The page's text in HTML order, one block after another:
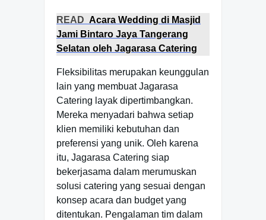
READ Acara Wedding di Masjid
Jami Bintaro Jaya Tangerang
Selatan oleh Jagarasa Catering
Fleksibilitas merupakan keunggulan
lain yang membuat Jagarasa
Catering layak dipertimbangkan.
Mereka menyadari bahwa setiap
klien memiliki kebutuhan dan
preferensi yang unik. Oleh karena
itu, Jagarasa Catering siap
bekerjasama dalam merumuskan
solusi catering yang sesuai dengan
konsep acara dan budget yang
ditentukan. Pengalaman tim dalam